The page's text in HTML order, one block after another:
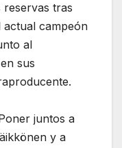
reservas tras
campeón
al
sus
juntos a
y a